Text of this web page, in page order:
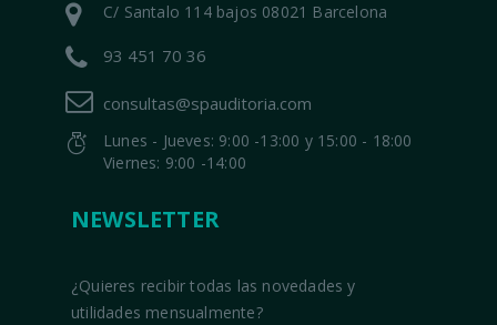
C/ Santalo 114 bajos 08021 Barcelona
93 451 70 36
consultas@spauditoria.com
Lunes - Jueves: 9:00 -13:00 y 15:00 - 18:00
Viernes: 9:00 -14:00
NEWSLETTER
¿Quieres recibir todas las novedades y
utilidades mensualmente?